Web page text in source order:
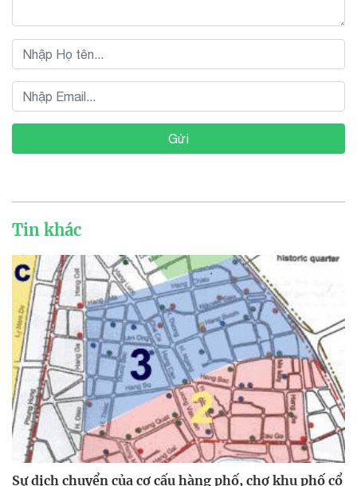
Gửi
Tin khác
Sự dịch chuyển của cơ cấu hàng phố, chợ khu phố cổ